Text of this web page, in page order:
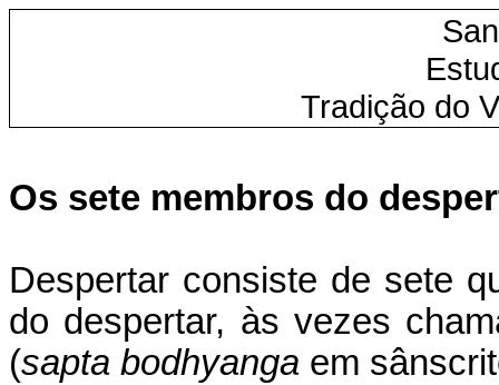
Tradição do
Os sete membros do
Despertar consiste de sete
do despertar, às vezes
(sapta bodhyanga em